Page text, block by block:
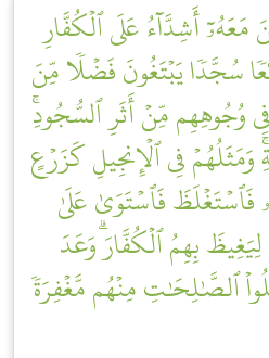
مَعَهُۥٓ أَشِدَّآءُ عَلَى ٱلۡكُفَّارِ
سُجَّدٗا يَبۡتَغُونَ فَضۡلٗا مِّنَ
وُجُوهِهِم مِّنۡ أَثَرِ ٱلسُّجُودِۚ
وَمَثَلُهُمۡ فِي ٱلۡإِنجِيلِ كَزَرۡعٍ
فَٱسۡتَغۡلَظَ فَٱسۡتَوَىٰ عَلَىٰ
بِهِمُ ٱلۡكُفَّارَۗ وَعَدَ
ٱلصَّٰلِحَٰتِ مِنۡهُم مَّغۡفِرَةٗ